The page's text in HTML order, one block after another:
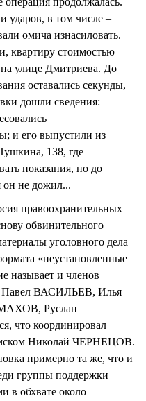
ударов, в том числе –
омича изнасиловать.
стоимостью
улице Дмитриева. До
оставались секунды,
дошли сведения:
и его выпустили из
138, где
показания, но до
он не дожил...
правоохранительных
обвинительного
уголовного дела
«неустановленные
называет и членов
Павел ВАСИЛЬЕВ, Илья
Руслан
что координировал
Николай ЧЕРНЕЦОВ.
примерно та же, что и
группы поддержки
в обхвате около